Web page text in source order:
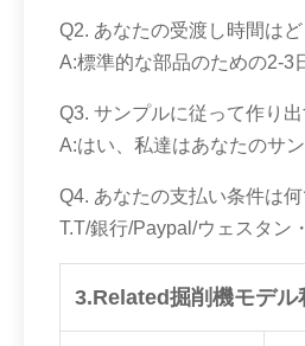
Q2. あなたの受渡し時間はど
A:標準的な部品のための2-3
Q3. サンプルに従って作り
A:はい、私達はあなたのサ
Q4. あなたの支払い条件は何
T.T/銀行/Paypal/ウェスタン
3.Related掘削機モデル